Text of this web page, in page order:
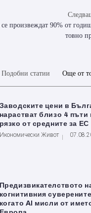
се произвеждат 90% от
товно
Подобни статии Още от
Заводските цени в
нарастват близо 4 пъти
рязко от средните за ЕС
Икономически Живот
Предизвикателството
когнитивния
когато AI мисли от